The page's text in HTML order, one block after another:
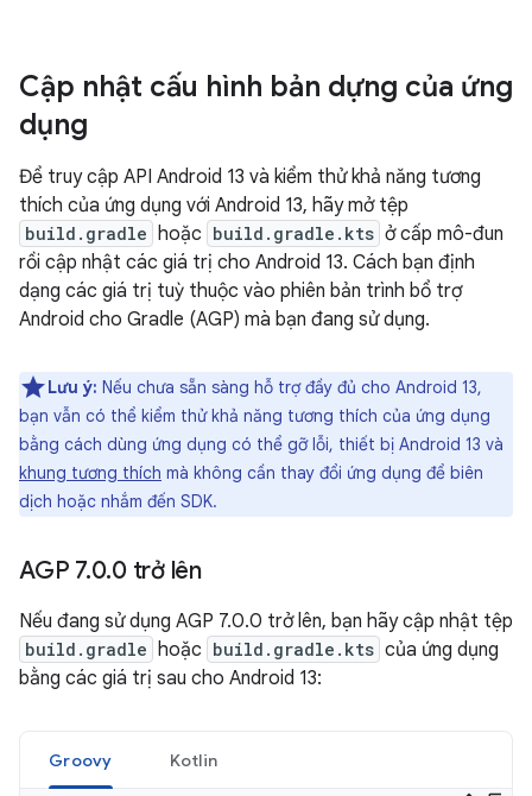
Cập nhật cấu hình bản dựng của ứng
dụng
Để truy cập API Android 13 và kiểm thử khả năng tương
thích của ứng dụng với Android 13, hãy mở tệp
build.gradle hoặc build.gradle.kts ở cấp mô-đun
rồi cập nhật các giá trị cho Android 13. Cách bạn định
dạng các giá trị tuỳ thuộc vào phiên bản trình bổ trợ
Android cho Gradle (AGP) mà bạn đang sử dụng.
Lưu ý: Nếu chưa sẵn sàng hỗ trợ đầy đủ cho Android 13,
bạn vẫn có thể kiểm thử khả năng tương thích của ứng dụng
bằng cách dùng ứng dụng có thể gỡ lỗi, thiết bị Android 13 và
khung tương thích mà không cần thay đổi ứng dụng để biên
dịch hoặc nhắm đến SDK.
AGP 7.0.0 trở lên
Nếu đang sử dụng AGP 7.0.0 trở lên, bạn hãy cập nhật tệp
build.gradle hoặc build.gradle.kts của ứng dụng
bằng các giá trị sau cho Android 13:
Groovy Kotlin